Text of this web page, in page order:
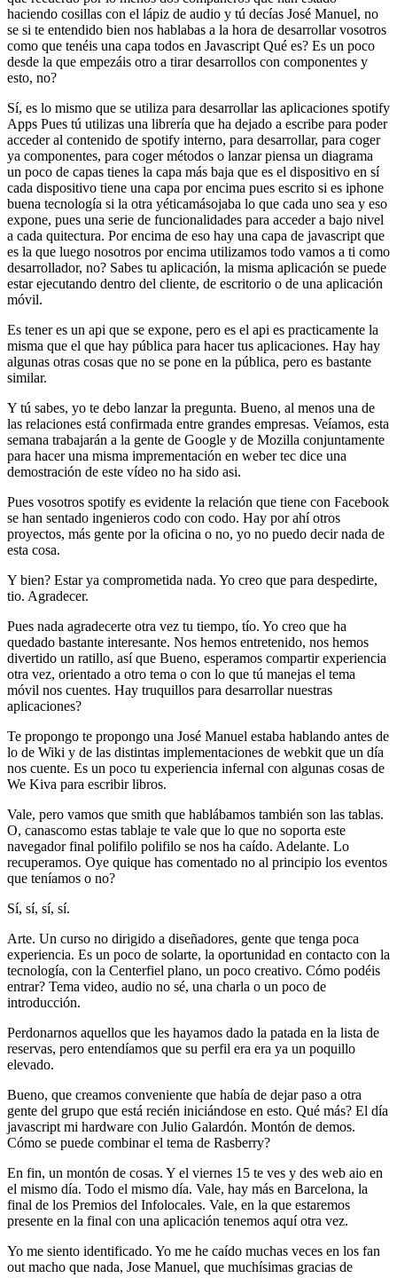
haciendo cosillas con el lápiz de audio y tú decías José Manuel, no
se si te entendido bien nos hablabas a la hora de desarrollar vosotros
como que tenéis una capa todos en Javascript Qué es? Es un poco
desde la que empezáis otro a tirar desarrollos con componentes y
esto, no?
Sí, es lo mismo que se utiliza para desarrollar las aplicaciones spotify
Apps Pues tú utilizas una librería que ha dejado a escribe para poder
acceder al contenido de spotify interno, para desarrollar, para coger
ya componentes, para coger métodos o lanzar piensa un diagrama
un poco de capas tienes la capa más baja que es el dispositivo en sí
cada dispositivo tiene una capa por encima pues escrito si es iphone
buena tecnología si la otra yéticamásojaba lo que cada uno sea y eso
expone, pues una serie de funcionalidades para acceder a bajo nivel
a cada quitectura. Por encima de eso hay una capa de javascript que
es la que luego nosotros por encima utilizamos todo vamos a ti como
desarrollador, no? Sabes tu aplicación, la misma aplicación se puede
estar ejecutando dentro del cliente, de escritorio o de una aplicación
móvil.
Es tener es un api que se expone, pero es el api es practicamente la
misma que el que hay pública para hacer tus aplicaciones. Hay hay
algunas otras cosas que no se pone en la pública, pero es bastante
similar.
Y tú sabes, yo te debo lanzar la pregunta. Bueno, al menos una de
las relaciones está confirmada entre grandes empresas. Veíamos, esta
semana trabajarán a la gente de Google y de Mozilla conjuntamente
para hacer una misma imprementación en weber tec dice una
demostración de este vídeo no ha sido asi.
Pues vosotros spotify es evidente la relación que tiene con Facebook
se han sentado ingenieros codo con codo. Hay por ahí otros
proyectos, más gente por la oficina o no, yo no puedo decir nada de
esta cosa.
Y bien? Estar ya comprometida nada. Yo creo que para despedirte,
tio. Agradecer.
Pues nada agradecerte otra vez tu tiempo, tío. Yo creo que ha
quedado bastante interesante. Nos hemos entretenido, nos hemos
divertido un ratillo, así que Bueno, esperamos compartir experiencia
otra vez, orientado a otro tema o con lo que tú manejas el tema
móvil nos cuentes. Hay truquillos para desarrollar nuestras
aplicaciones?
Te propongo te propongo una José Manuel estaba hablando antes de
lo de Wiki y de las distintas implementaciones de webkit que un día
nos cuente. Es un poco tu experiencia infernal con algunas cosas de
We Kiva para escribir libros.
Vale, pero vamos que smith que hablábamos también son las tablas.
O, canascomo estas tablaje te vale que lo que no soporta este
navegador final polifilo polifilo se nos ha caído. Adelante. Lo
recuperamos. Oye quique has comentado no al principio los eventos
que teníamos o no?
Sí, sí, sí, sí.
Arte. Un curso no dirigido a diseñadores, gente que tenga poca
experiencia. Es un poco de solarte, la oportunidad en contacto con la
tecnología, con la Centerfiel plano, un poco creativo. Cómo podéis
entrar? Tema video, audio no sé, una charla o un poco de
introducción.
Perdonarnos aquellos que les hayamos dado la patada en la lista de
reservas, pero entendíamos que su perfil era era ya un poquillo
elevado.
Bueno, que creamos conveniente que había de dejar paso a otra
gente del grupo que está recién iniciándose en esto. Qué más? El día
javascript mi hardware con Julio Galardón. Montón de demos.
Cómo se puede combinar el tema de Rasberry?
En fin, un montón de cosas. Y el viernes 15 te ves y des web aio en
el mismo día. Todo el mismo día. Vale, hay más en Barcelona, la
final de los Premios del Infolocales. Vale, en la que estaremos
presente en la final con una aplicación tenemos aquí otra vez.
Yo me siento identificado. Yo me he caído muchas veces en los fan
out macho que nada, Jose Manuel, que muchísimas gracias de